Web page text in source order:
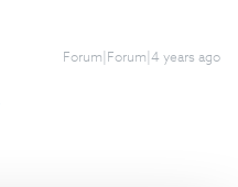
Forum|Forum|4 years ago